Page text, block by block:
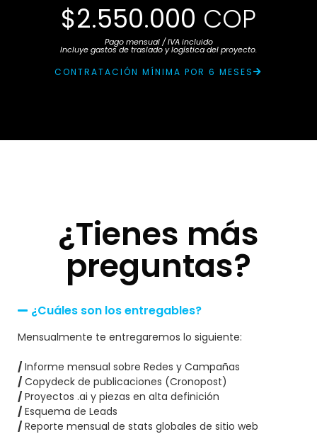
$2.550.000 COP
Pago mensual / IVA incluido
Incluye gastos de traslado y logística del proyecto.
CONTRATACIÓN MÍNIMA POR 6 MESES
¿Tienes más
preguntas?
¿Cuáles son los entregables?
Mensualmente te entregaremos lo siguiente:
/ Informe mensual sobre Redes y Campañas
/ Copydeck de publicaciones (Cronopost)
/ Proyectos .ai y piezas en alta definición
/ Esquema de Leads
/ Reporte mensual de stats globales de sitio web